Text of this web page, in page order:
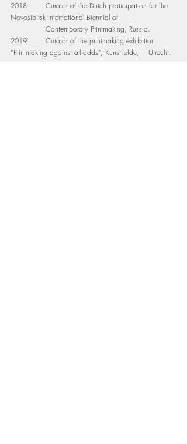
2018        Curator of the Dutch participation for the
Novosibirsk International Biennial of
Contemporary Printmaking, Russia.
2019        Curator of the printmaking exhibition
“Printmaking against all odds”, Kunstliefde,    Utrecht.